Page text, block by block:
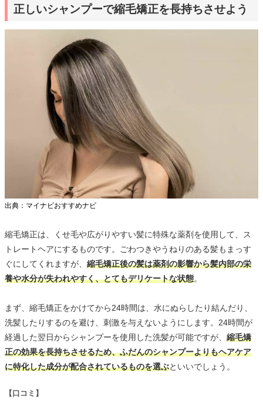
正しいシャンプーで縮毛矯正を長持ちさせよう
出典：マイナビおすすめナビ
縮毛矯正は、くせ毛や広がりやすい髪に特殊な薬剤を使用して、ス
トレートヘアにするものです。ごわつきやうねりのある髪もまっす
ぐにしてくれますが、 縮毛矯正後の髪は薬剤の影響から髪内部の栄
養や水分が失われやすく、とてもデリケートな状態。
まず、縮毛矯正をかけてから24時間は、水にぬらしたり結んだり、
洗髪したりするのを避け、刺激を与えないようにします。24時間が
経過した翌日からシャンプーを使用した洗髪が可能ですが、 縮毛矯
正の効果を長持ちさせるため、ふだんのシャンプーよりもヘアケア
に特化した成分が配合されているものを選ぶといいでしょう。
【口コミ】